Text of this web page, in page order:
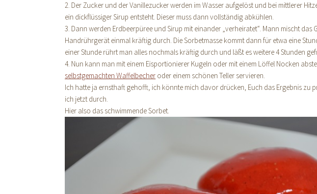
2. Der Zucker und der Vanillezucker werden im Wasser aufgelöst und bei mittlerer
ein dickflüssiger Sirup entsteht. Dieser muss dann vollständig abkühlen.
3. Dann werden Erdbeerpüree und Sirup mit einander „verheiratet“. Mann mischt das
Handrührgerät einmal kräftig durch. Die Sorbetmasse kommt dann für etwa eine
einer Stunde rührt man alles nochmals kräftig durch und läßt es weitere 4 Stunden
4. Nun kann man mit einem Eisportionierer Kugeln oder mit einem Löffel Nocken
selbstgemachten Waffelbecher oder einem schönen Teller servieren.
Ich hatte ja ernsthaft gehofft, ich könnte mich davor drücken, Euch das Ergebnis zu
ich jetzt durch.
Hier also das schwimmende Sorbet.